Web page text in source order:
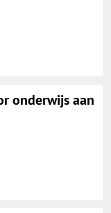
onderwijs aan